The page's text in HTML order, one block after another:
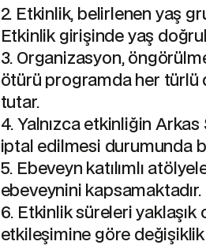
2. Etkinlik, belirlenen yaş
Etkinlik girişinde yaş
3. Organizasyon,
ötürü programda her türlü
tutar.
4. Yalnızca etkinliğin
iptal edilmesi durumunda
5. Ebeveyn katılımlı
ebeveynini kapsamaktadır.
6. Etkinlik süreleri yaklaşık
etkileşimine göre